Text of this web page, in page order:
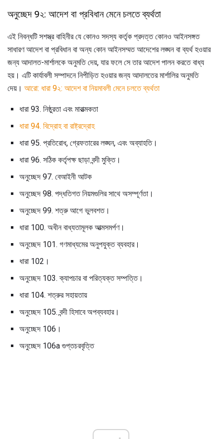
অনুচ্ছেদ 9২: আদেশ বা প্রবিধান মেনে চলতে ব্যর্থতা
এই নিবন্ধটি সশস্ত্র বাহিনীর যে কোনও সদস্য কর্তৃক প্রদত্ত কোনও আইনসঙ্গত
সাধারণ আদেশ বা প্রবিধান বা অন্য কোন আইনসম্মত আদেশের লঙ্ঘন বা ব্যর্থ হওয়ার
জন্য আদালত-মার্শালকে অনুমতি দেয়, যার ফলে সে তার আদেশ পালন করতে বাধ্য
হয়। এটি কার্যাবলী সম্পাদনে নিপীড়িত হওয়ার জন্য আদালতের মার্শালির অনুমতি
দেয়। আরো: ধারা 9২: আদেশ বা নিয়মাবলী মেনে চলতে ব্যর্থতা
ধারা 93. নিষ্ঠুরতা এবং মারাত্মকতা
ধারা 94. বিদ্রোহ বা রাষ্ট্রদ্রোহ
ধারা 95. প্রতিরোধ, গ্রেফতারের লঙ্ঘন, এবং অব্যাহতি।
ধারা 96. সঠিক কর্তৃপক্ষ ছাড়া বন্দী মুক্তি।
অনুচ্ছেদ 97. বেআইনী আটক
অনুচ্ছেদ 98. পদ্ধতিগত নিয়মগুলির সাথে অসম্পূর্ণতা।
অনুচ্ছেদ 99. শত্রু আগে ভুলবশত।
ধারা 100. অধীন বাধ্যতামূলক আত্মসমর্পণ।
অনুচ্ছেদ 101. গণমাধ্যমের অনুপযুক্ত ব্যবহার।
ধারা 102।
অনুচ্ছেদ 103. ক্যাপচার বা পরিত্যক্ত সম্পত্তি।
ধারা 104. শত্রুর সহায়তায়
অনুচ্ছেদ 105. বন্দী হিসাবে অপব্যবহার।
অনুচ্ছেদ 106।
অনুচ্ছেদ 106a গুপ্তচরবৃত্তি